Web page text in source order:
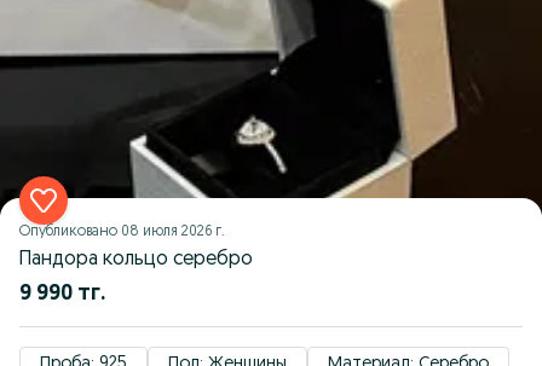
Опубликовано 08 июля 2026 г.
Пандора кольцо серебро
9 990 тг.